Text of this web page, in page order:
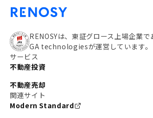
RENOSYは、東証グロース上場企業で
GA technologiesが運営しています。
サービス
不動産投資
不動産売却
関連サイト
Modern Standard